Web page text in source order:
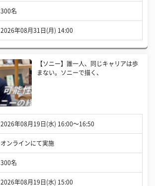
300名
2026年08月31日(月) 14:00
【ソニー】誰一人、同じキャリアは歩
まない。ソニーで描く、
2026年08月19日(水) 16:00〜16:50
オンラインにて実施
300名
2026年08月19日(水) 15:00